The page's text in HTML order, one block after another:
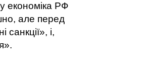
економіка РФ
але перед
і,